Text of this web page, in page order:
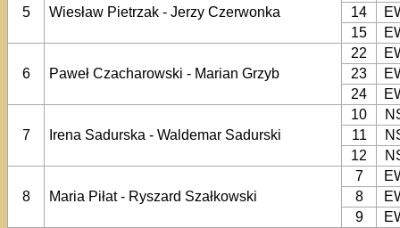
5 Wiesław Pietrzak - Jerzy Czerwonka
14
15
6 Paweł Czacharowski - Marian Grzyb
22
23
24
7 Irena Sadurska - Waldemar Sadurski
10
11
12
8 Maria Piłat - Ryszard Szałkowski
7
8
9